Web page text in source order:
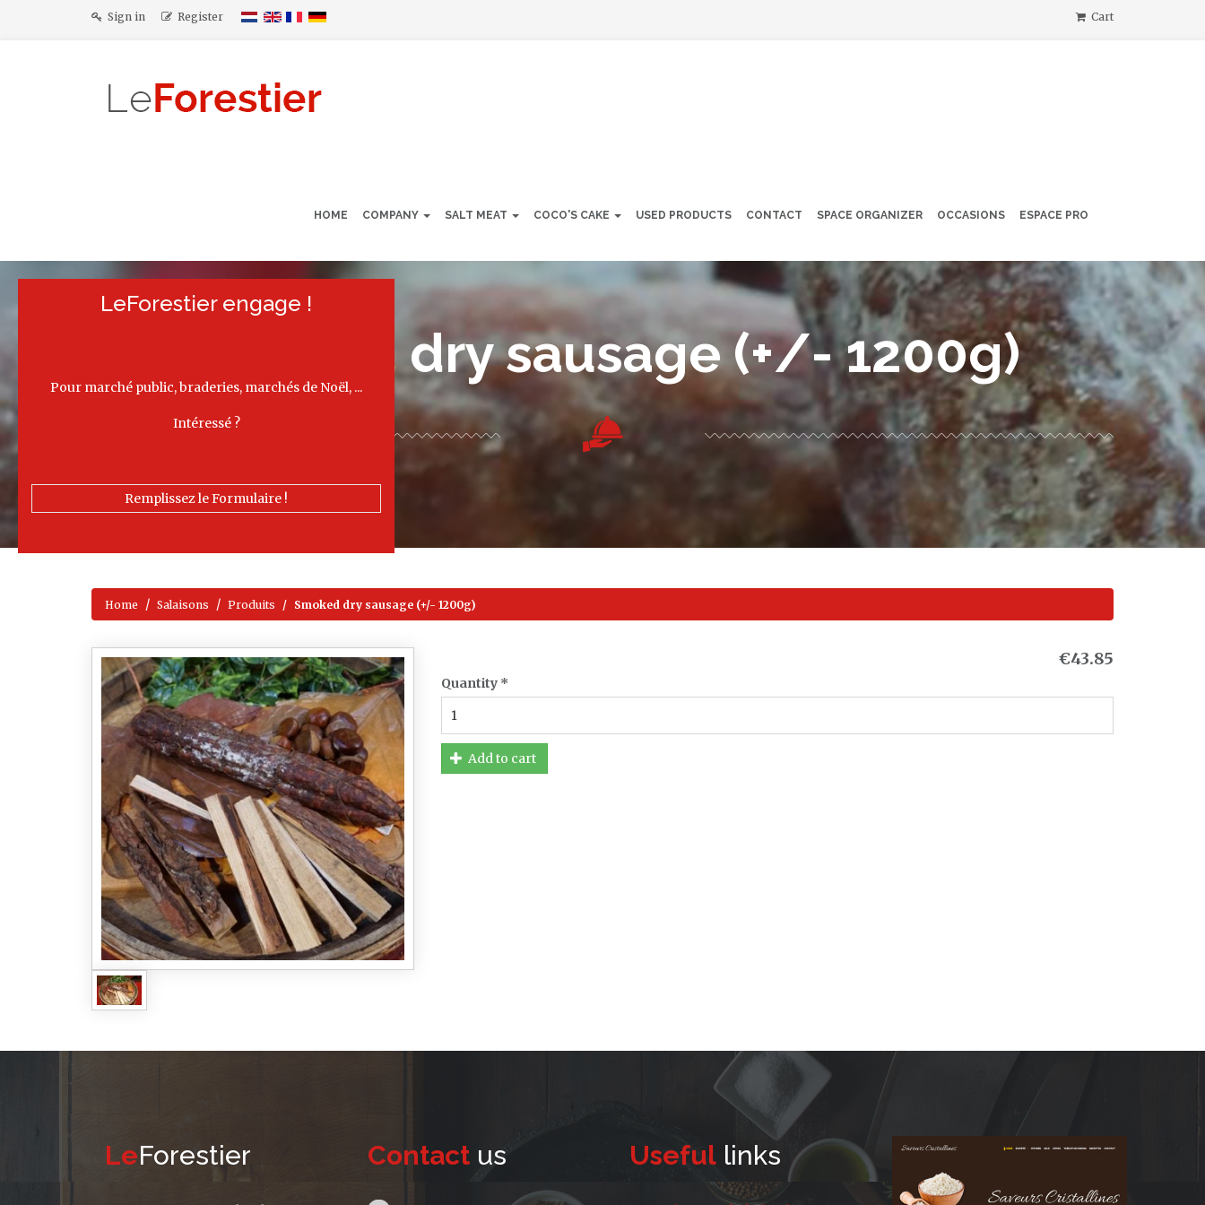
Sign in Register Cart
HOME COMPANY SALT MEAT COCO'S CAKE USED PRODUCTS CONTACT SPACE ORGANIZER OCCASIONS ESPACE PRO
LeForestier engage !
Pour marché public, braderies, marchés de Noël, ...
Intéressé ?
Remplissez le Formulaire !
Smoked dry sausage (+/- 1200g)
Home Salaisons Produits Smoked dry sausage (+/- 1200g)
€43.85
Quantity *
Add to cart
LeForestier Contactus Useful links